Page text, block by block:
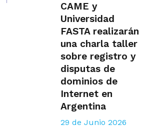
CAME y
Universidad
FASTA realizarán
una charla taller
sobre registro y
disputas de
dominios de
Internet en
Argentina
29 de Junio 2026